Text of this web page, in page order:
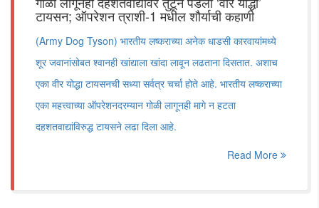
टायसन; ऑपरेशन त्राशी-1 मधील शौर्याची कहाणी
(Army Dog Tyson) भारतीय लष्कराच्या अनेक धाडसी कारवायांमध्ये
शूर जवानांसोबत श्वानही खांद्याला खांदा लावून लढताना दिसतात. अशाच
एका वीर योद्धा टायसनची सध्या सर्वत्र चर्चा होते आहे. भारतीय लष्कराच्या
एका महत्त्वाच्या ऑपरेशनदरम्यान गोळी लागूनही मागे न हटता
दहशतवाद्यांविरुद्ध टायसने लढा दिला आहे.
Read More